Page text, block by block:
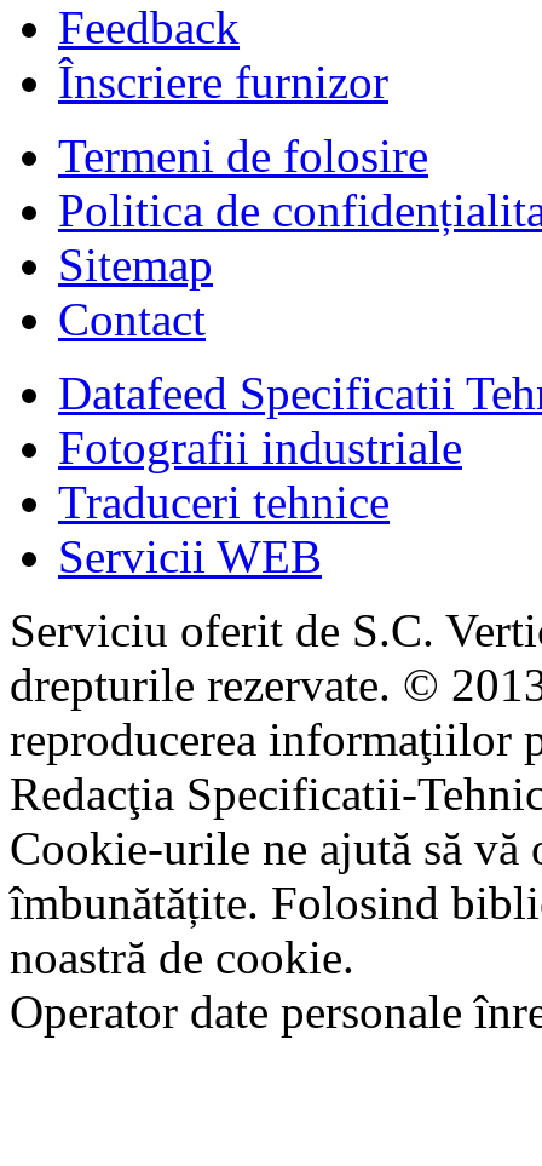
Feedback
Înscriere furnizor
Termeni de folosire
Politica de
Sitemap
Contact
Datafeed Specificatii
Fotografii industriale
Traduceri tehnice
Servicii WEB
Serviciu oferit de S.C.
drepturile rezervate. ©
reproducerea informaţiilor
Redacţia Specificatii-
Cookie-urile ne ajută să
îmbunătățite. Folosind
noastră de cookie.
Operator date personale